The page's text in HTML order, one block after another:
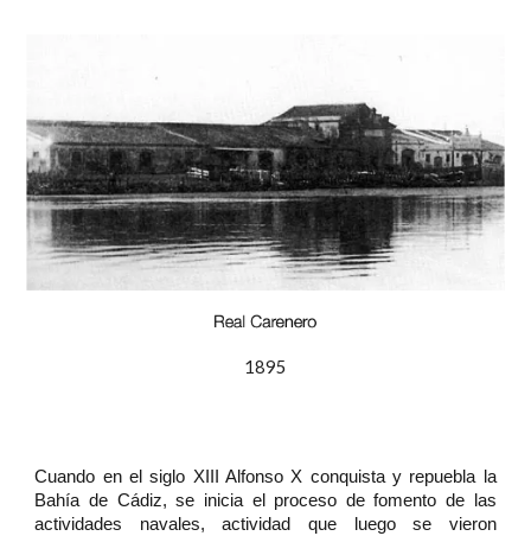
1895
Cuando en el siglo XIII Alfonso X conquista y repuebla la
Bahía de Cádiz, se inicia el proceso de fomento de las
actividades navales, actividad que luego se vieron